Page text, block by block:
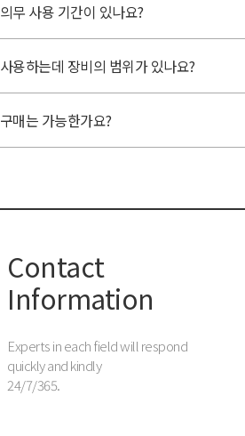
의무 사용 기간이 있나요?
사용하는데 장비의 범위가 있나요?
구매는 가능한가요?
Contact
Information
Experts in each field will respond
quickly and kindly
24/7/365.